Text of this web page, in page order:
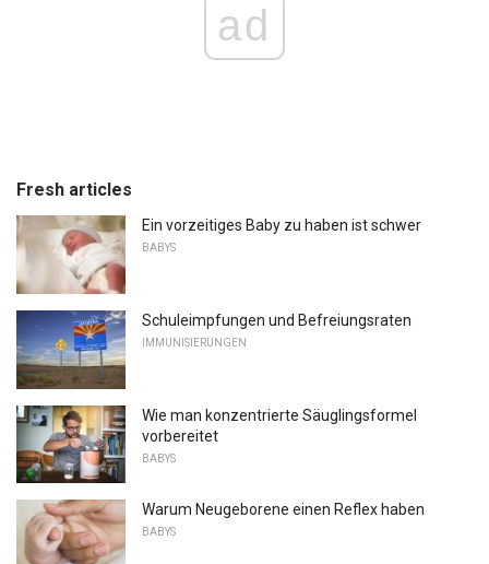
ad
Fresh articles
Ein vorzeitiges Baby zu haben ist schwer
BABYS
Schuleimpfungen und Befreiungsraten
IMMUNISIERUNGEN
Wie man konzentrierte Säuglingsformel
vorbereitet
BABYS
Warum Neugeborene einen Reflex haben
BABYS